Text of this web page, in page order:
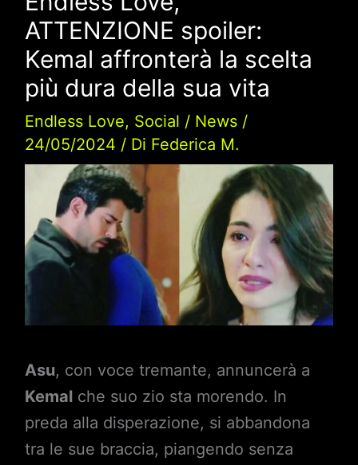
ATTENZIONE spoiler:
Kemal affronterà la scelta
più dura della sua vita
Endless Love, Social / News/
24/05/2024 / Di Federica M.
Asu, con voce tremante, annuncerà a
Kemal che suo zio sta morendo. In
preda alla disperazione, si abbandona
tra le sue braccia, piangendo senza